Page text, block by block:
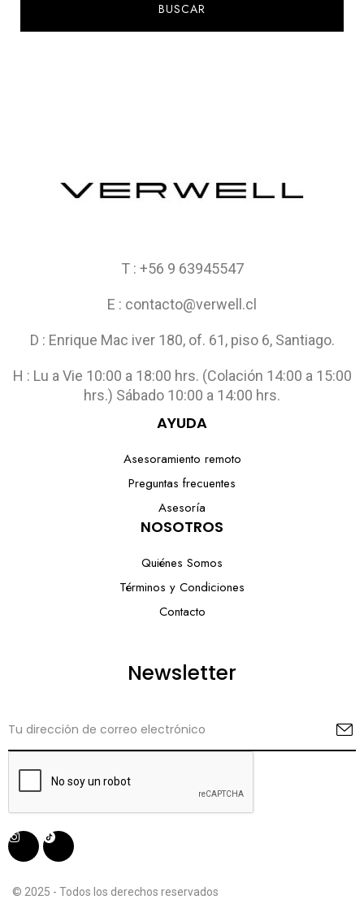
BUSCAR
T : +56 9 63945547
E : contacto@verwell.cl
D : Enrique Mac iver 180, of. 61, piso 6, Santiago.
H : Lu a Vie 10:00 a 18:00 hrs. (Colación 14:00 a 15:00
hrs.) Sábado 10:00 a 14:00 hrs.
AYUDA
Asesoramiento remoto
Preguntas frecuentes
Asesoría
NOSOTROS
Quiénes Somos
Términos y Condiciones
Contacto
Newsletter
© 2025 - Todos los derechos reservados